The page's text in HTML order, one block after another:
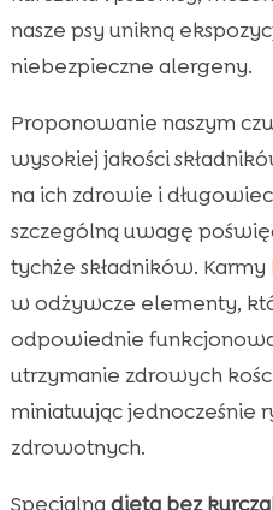
nasze psy unikną
niebezpieczne alergeny.
Proponowanie naszym
wysokiej jakości
na ich zdrowie i
szczególną uwagę
tychże składników. Karmy
w odżywcze elementy,
odpowiednie
utrzymanie zdrowych
miniatuując jednocześnie
zdrowotnych.
Specjalna dieta bez